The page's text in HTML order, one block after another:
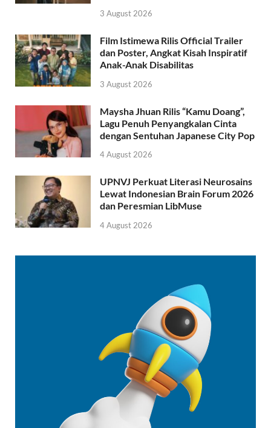
3 August 2026
Film Istimewa Rilis Official Trailer
dan Poster, Angkat Kisah Inspiratif
Anak-Anak Disabilitas
3 August 2026
Maysha Jhuan Rilis “Kamu Doang”,
Lagu Penuh Penyangkalan Cinta
dengan Sentuhan Japanese City Pop
4 August 2026
UPNVJ Perkuat Literasi Neurosains
Lewat Indonesian Brain Forum 2026
dan Peresmian LibMuse
4 August 2026